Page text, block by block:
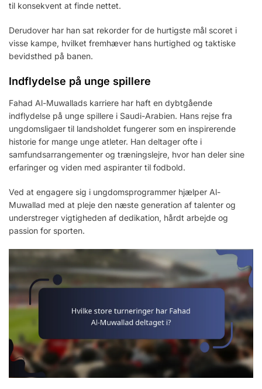
til konsekvent at finde nettet.
Derudover har han sat rekorder for de hurtigste mål scoret i
visse kampe, hvilket fremhæver hans hurtighed og taktiske
bevidsthed på banen.
Indflydelse på unge spillere
Fahad Al-Muwallads karriere har haft en dybtgående
indflydelse på unge spillere i Saudi-Arabien. Hans rejse fra
ungdomsligaer til landsholdet fungerer som en inspirerende
historie for mange unge atleter. Han deltager ofte i
samfundsarrangementer og træningslejre, hvor han deler sine
erfaringer og viden med aspiranter til fodbold.
Ved at engagere sig i ungdomsprogrammer hjælper Al-
Muwallad med at pleje den næste generation af talenter og
understreger vigtigheden af dedikation, hårdt arbejde og
passion for sporten.